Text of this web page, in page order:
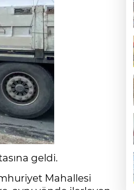
geldi.
Mahallesi